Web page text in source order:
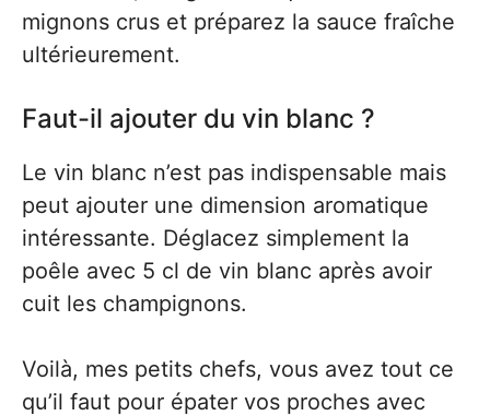
mignons crus et préparez la sauce fraîche
ultérieurement.
Faut-il ajouter du vin blanc ?
Le vin blanc n’est pas indispensable mais
peut ajouter une dimension aromatique
intéressante. Déglacez simplement la
poêle avec 5 cl de vin blanc après avoir
cuit les champignons.
Voilà, mes petits chefs, vous avez tout ce
qu’il faut pour épater vos proches avec